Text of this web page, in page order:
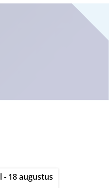
- 18 augustus